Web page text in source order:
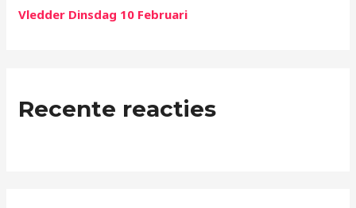
Vledder Dinsdag 10 Februari
Recente reacties